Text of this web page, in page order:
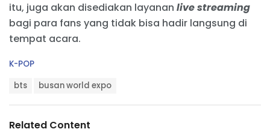
itu, juga akan disediakan layanan live streaming
bagi para fans yang tidak bisa hadir langsung di
tempat acara.
C
r
K-POP
:
bts busan world expo
Related Content